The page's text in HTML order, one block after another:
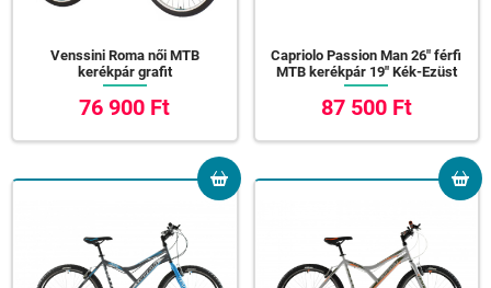
Venssini Roma női MTB
kerékpár grafit
76 900 Ft
Capriolo Passion Man 26" férfi
MTB kerékpár 19" Kék-Ezüst
87 500 Ft